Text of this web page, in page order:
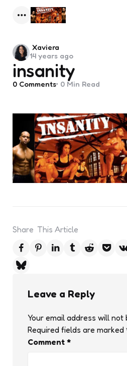
insanity
Posted
by
Xaviera
14 years ago
0 Comments 0 Min Read
Share This Article
Leave a Reply
Your email address will not
Required fields are marked
Comment *